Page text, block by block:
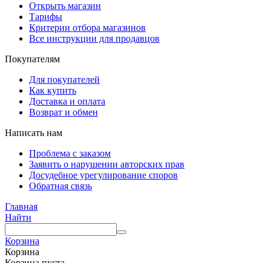
Открыть магазин
Тарифы
Критерии отбора магазинов
Все инструкции для продавцов
Покупателям
Для покупателей
Как купить
Доставка и оплата
Возврат и обмен
Написать нам
Проблема с заказом
Заявить о нарушении авторских прав
Досудебное урегулирование споров
Обратная связь
Главная
Найти
Корзина
Корзина